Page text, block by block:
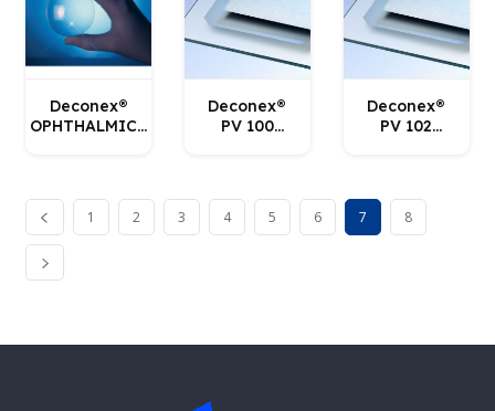
Deconex®
OPHTHALMICS
Deconex®
PV 100
Deconex®
PV 102
1 2 3 4 5 6 7 8